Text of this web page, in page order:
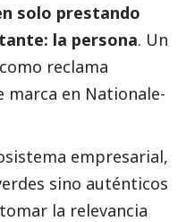
solo prestando
la persona. Un
reclama
marca en Nationale-
empresarial,
sino auténticos
la relevancia